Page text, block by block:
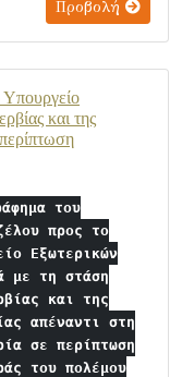
Προβολή
και της
του
προς το
Εξωτερικών
με τη στάση
και της
απέναντι στη
σε περίπτωση
του πολέμου